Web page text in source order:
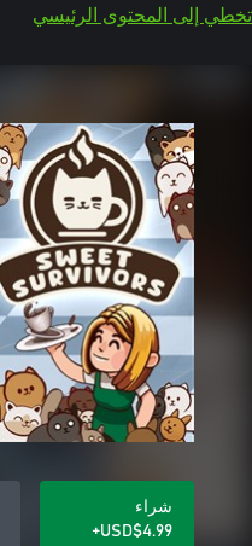
تخطي إلى المحتوى الرئيسي
شراء
USD$4.99+